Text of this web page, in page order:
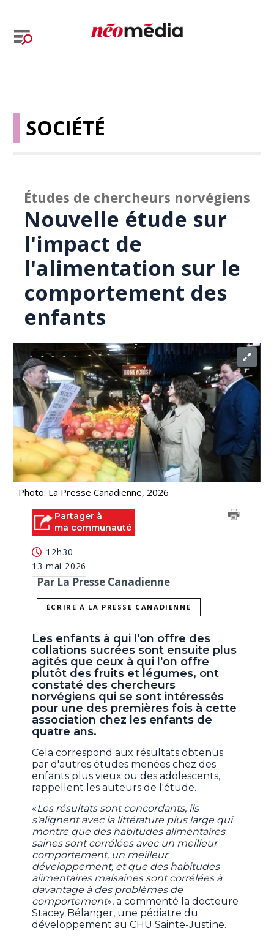
SOCIÉTÉ
Études de chercheurs norvégiens
Nouvelle étude sur
l'impact de
l'alimentation sur le
comportement des
enfants
Photo: La Presse Canadienne, 2026
Partager à
ma communauté
12h30
13 mai 2026
Par La Presse Canadienne
ÉCRIRE À LA PRESSE CANADIENNE
Les enfants à qui l'on offre des
collations sucrées sont ensuite plus
agités que ceux à qui l'on offre
plutôt des fruits et légumes, ont
constaté des chercheurs
norvégiens qui se sont intéressés
pour une des premières fois à cette
association chez les enfants de
quatre ans.
Cela correspond aux résultats obtenus
par d'autres études menées chez des
enfants plus vieux ou des adolescents,
rappellent les auteurs de l'étude.
«Les résultats sont concordants, ils
s'alignent avec la littérature plus large qui
montre que des habitudes alimentaires
saines sont corrélées avec un meilleur
comportement, un meilleur
développement, et que des habitudes
alimentaires malsaines sont corrélées à
davantage à des problèmes de
comportement», a commenté la docteure
Stacey Bélanger, une pédiatre du
développement au CHU Sainte-Justine.